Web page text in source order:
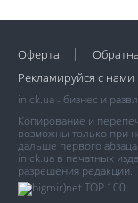
Оферта
Рекламируйся с нами
in.ck.ua - бизнес и
Копирование и
возможны только при
дальше первого
in.ck.ua в печатных
разрешения редакции.